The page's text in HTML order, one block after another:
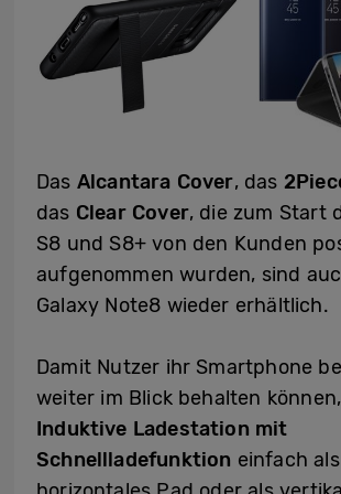
Das Alcantara Cover, das
das Clear Cover, die zum Start
S8 und S8+ von den Kunden
aufgenommen wurden, sind
Galaxy Note8 wieder erhältlich.
Damit Nutzer ihr Smartphone
weiter im Blick behalten
Induktive Ladestation mit
Schnellladefunktion einfach als